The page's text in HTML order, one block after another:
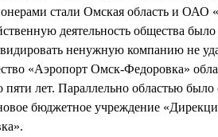
стали Омская область и ОАО
деятельность общества
ненужную компанию не
«Аэропорт Омск-Федоровка»
лет. Параллельно областью было
бюджетное учреждение